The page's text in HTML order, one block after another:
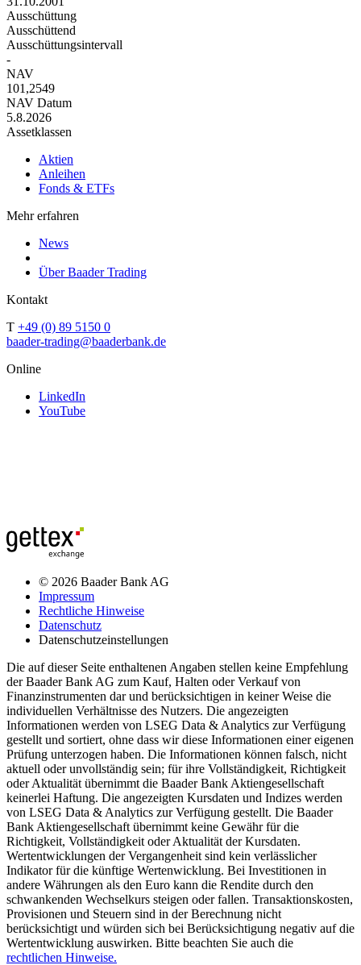
Ausschüttung
Ausschüttend
Ausschüttungsintervall
-
NAV
101,2549
NAV Datum
5.8.2026
Assetklassen
Aktien
Anleihen
Fonds & ETFs
Mehr erfahren
News
Über Baader Trading
Kontakt
T +49 (0) 89 5150 0
baader-trading@baaderbank.de
Online
LinkedIn
YouTube
© 2026 Baader Bank AG
Impressum
Rechtliche Hinweise
Datenschutz
Datenschutzeinstellungen
Die auf dieser Seite enthaltenen Angaben stellen keine Empfehlung
der Baader Bank AG zum Kauf, Halten oder Verkauf von
Finanzinstrumenten dar und berücksichtigen in keiner Weise die
individuellen Verhältnisse des Nutzers. Die angezeigten
Informationen werden von LSEG Data & Analytics zur Verfügung
gestellt und sortiert, ohne dass wir diese Informationen einer eigenen
Prüfung unterzogen haben. Die Informationen können falsch, nicht
aktuell oder unvollständig sein; für ihre Vollständigkeit, Richtigkeit
oder Aktualität übernimmt die Baader Bank Aktiengesellschaft
keinerlei Haftung. Die angezeigten Kursdaten und Indizes werden
von LSEG Data & Analytics zur Verfügung gestellt. Die Baader
Bank Aktiengesellschaft übernimmt keine Gewähr für die
Richtigkeit, Vollständigkeit oder Aktualität der Kursdaten.
Wertentwicklungen der Vergangenheit sind kein verlässlicher
Indikator für die künftige Wertenwicklung. Bei Investitionen in
andere Währungen als den Euro kann die Rendite durch den
schwankenden Wechselkurs steigen oder fallen. Transaktionskosten,
Provisionen und Steuern sind in der Berechnung nicht
berücksichtigt und würden sich bei Berücksichtigung negativ auf die
Wertentwicklung auswirken. Bitte beachten Sie auch die
rechtlichen Hinweise.